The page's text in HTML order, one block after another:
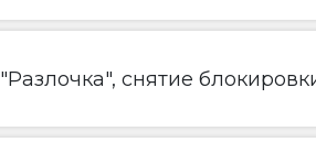
"Разлочка", снятие